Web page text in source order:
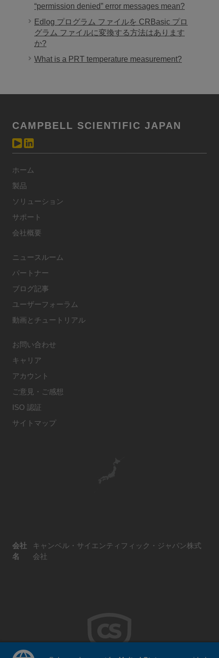
“permission denied” error messages mean?
Edlog プログラム ファイルを CRBasic プロ
グラム ファイルに変換する方法はあります
か?
What is a PRT temperature measurement?
CAMPBELL SCIENTIFIC JAPAN
ホーム
製品
ソリューション
サポート
会社概要
ニュースルーム
パートナー
ブログ記事
ユーザーフォーラム
動画とチュートリアル
お問い合わせ
キャリア
アカウント
ご意見・ご感想
ISO 認証
サイトマップ
会社
名
キャンベル・サイエンティフィック・ジャパン株式
会社